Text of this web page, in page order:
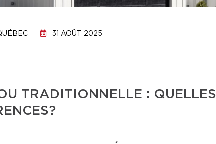
31 AOÛT 2025
TRADITIONNELLE : QUELLES